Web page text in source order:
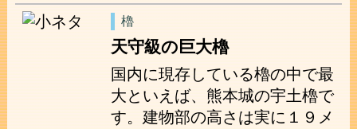
櫓
天守級の巨大櫓
国内に現存している櫓の中で最
大といえば、熊本城の宇土櫓で
す。建物部の高さは実に１９メ